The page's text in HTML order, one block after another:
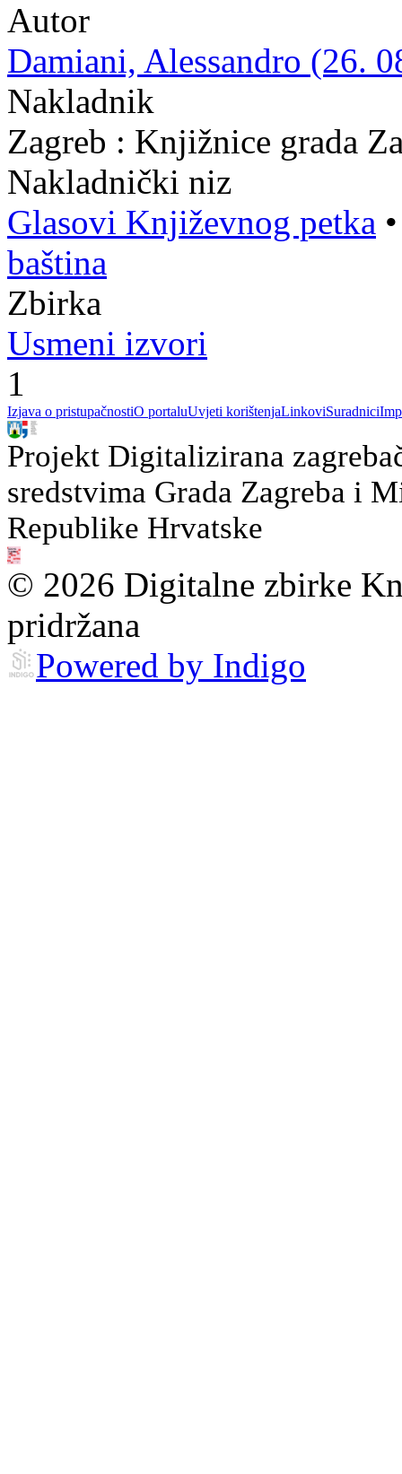
Autor
Damiani, Alessandro (26.
Nakladnik
Zagreb : Knjižnice grada
Nakladnički niz
Glasovi Književnog petka
baština
Zbirka
Usmeni izvori
1
Izjava o pristupačnostiO portaluUvjeti korištenjaLinkoviSuradnici
Projekt Digitalizirana
sredstvima Grada Zagreba i
Republike Hrvatske
© 2026 Digitalne zbirke
pridržana
Powered by Indigo